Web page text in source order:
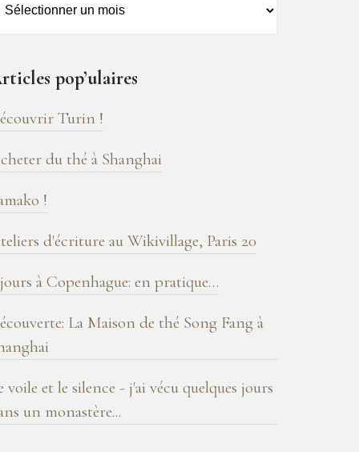
pop’ulaires
Turin !
du thé à Shanghai
!
d'écriture au Wikivillage, Paris 20
à Copenhague: en pratique…
La Maison de thé Song Fang à
voile et le silence - j'ai vécu quelques jours
un monastère...